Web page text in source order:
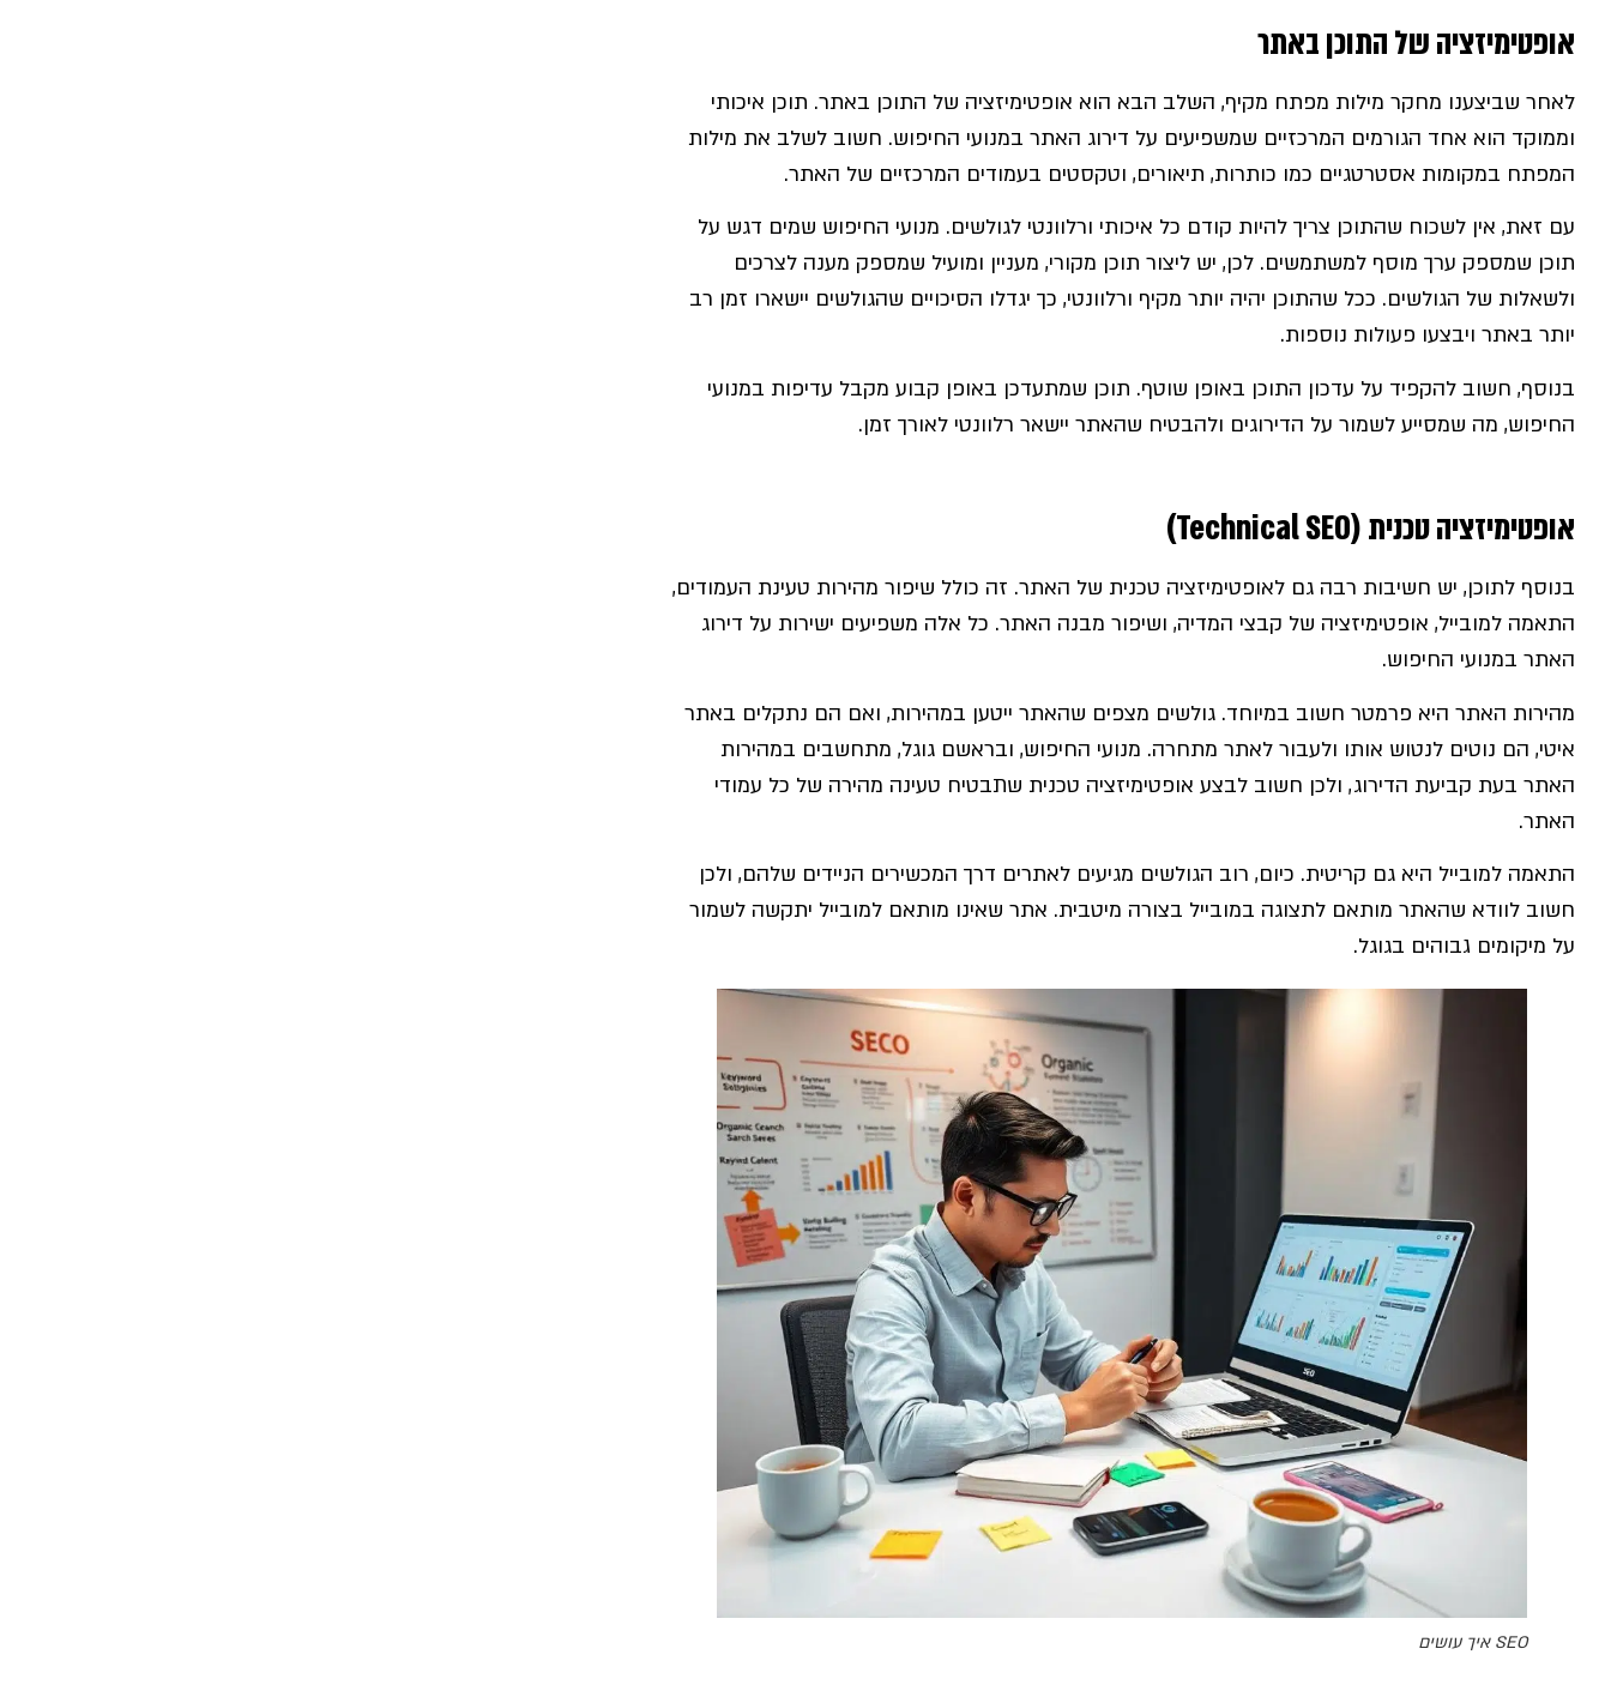
אופטימיזציה של התוכן באתר
לאחר שביצענו מחקר מילות מפתח מקיף, השלב הבא הוא אופטימיזציה של התוכן באתר. תוכן איכותי
וממוקד הוא אחד הגורמים המרכזיים שמשפיעים על דירוג האתר במנועי החיפוש. חשוב לשלב את מילות
המפתח במקומות אסטרטגיים כמו כותרות, תיאורים, וטקסטים בעמודים המרכזיים של האתר.
עם זאת, אין לשכוח שהתוכן צריך להיות קודם כל איכותי ורלוונטי לגולשים. מנועי החיפוש שמים דגש על
תוכן שמספק ערך מוסף למשתמשים. לכן, יש ליצור תוכן מקורי, מעניין ומועיל שמספק מענה לצרכים
ולשאלות של הגולשים. ככל שהתוכן יהיה יותר מקיף ורלוונטי, כך יגדלו הסיכויים שהגולשים יישארו זמן רב
יותר באתר ויבצעו פעולות נוספות.
בנוסף, חשוב להקפיד על עדכון התוכן באופן שוטף. תוכן שמתעדכן באופן קבוע מקבל עדיפות במנועי
החיפוש, מה שמסייע לשמור על הדירוגים ולהבטיח שהאתר יישאר רלוונטי לאורך זמן.
אופטימיזציה טכנית (Technical SEO)
בנוסף לתוכן, יש חשיבות רבה גם לאופטימיזציה טכנית של האתר. זה כולל שיפור מהירות טעינת העמודים,
התאמה למובייל, אופטימיזציה של קבצי המדיה, ושיפור מבנה האתר. כל אלה משפיעים ישירות על דירוג
האתר במנועי החיפוש.
מהירות האתר היא פרמטר חשוב במיוחד. גולשים מצפים שהאתר ייטען במהירות, ואם הם נתקלים באתר
איטי, הם נוטים לנטוש אותו ולעבור לאתר מתחרה. מנועי החיפוש, ובראשם גוגל, מתחשבים במהירות
האתר בעת קביעת הדירוג, ולכן חשוב לבצע אופטימיזציה טכנית שתבטיח טעינה מהירה של כל עמודי
האתר.
התאמה למובייל היא גם קריטית. כיום, רוב הגולשים מגיעים לאתרים דרך המכשירים הניידים שלהם, ולכן
חשוב לוודא שהאתר מותאם לתצוגה במובייל בצורה מיטבית. אתר שאינו מותאם למובייל יתקשה לשמור
על מיקומים גבוהים בגוגל.
SEO איך עושים